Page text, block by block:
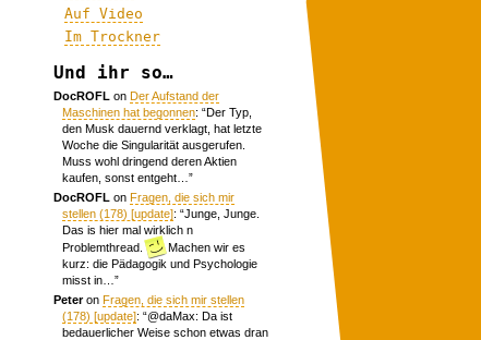
Auf Video
Im Trockner
Und ihr so…
DocROFL onDer Aufstand der
Maschinen hat begonnen: “Der Typ,
den Musk dauernd verklagt, hat letzte
Woche die Singularität ausgerufen.
Muss wohl dringend deren Aktien
kaufen, sonst entgeht… ”
DocROFL onFragen, die sich mir
stellen (178) [update]: “Junge, Junge.
Das is hier mal wirklich n
Problemthread.
Machen wir es
kurz: die Pädagogik und Psychologie
misst in… ”
PeteronFragen, die sich mir stellen
(178) [update]: “@daMax: Da ist
bedauerlicher Weise schon etwas dran